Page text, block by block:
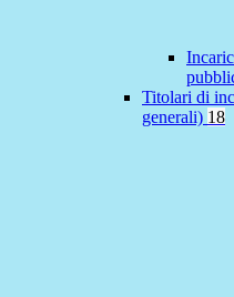
Titolari di
generali) 18